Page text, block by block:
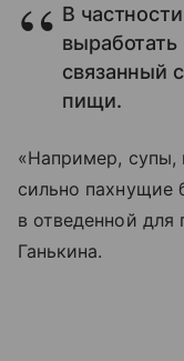
В
связанный
пищи.
«Например, супы,
сильно пахнущие
в отведенной для
Ганькина.